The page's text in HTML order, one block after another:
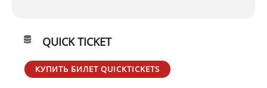
QUICK TICKET
КУПИТЬ БИЛЕТ QUICKTICKETS